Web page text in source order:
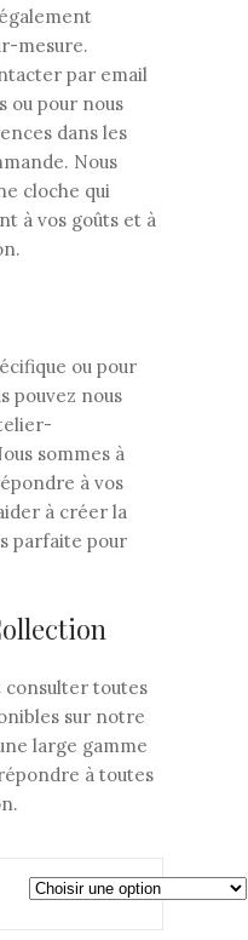
mesure.
par email
ou pour nous
dans les
Nous
cloche qui
à vos goûts et à
ou pour
pouvez nous
sommes à
à vos
à créer la
parfaite pour
consulter toutes
sur notre
large gamme
à toutes